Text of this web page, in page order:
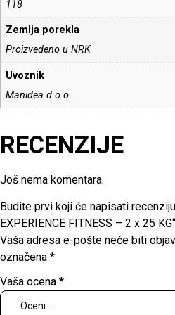
118
Zemlja porekla
Proizvedeno u NRK
Uvoznik
Manidea d.o.o.
RECENZIJE
Još nema komentara.
Budite prvi koji će napisati
EXPERIENCE FITNESS – 2 x 25 KG“
Vaša adresa e-pošte neće biti
označena *
Vaša ocena *